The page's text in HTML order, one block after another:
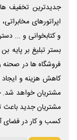
جدیدترین تخفیف ها
اپراتورهای
و کتابخوانی و ...
بستر تبلیغ بر پایه
فروشگاه ها در صحنه
کاهش هزینه و
مشتریان خواهد
مشتریان جدید باعث
کسب و کار در فضای